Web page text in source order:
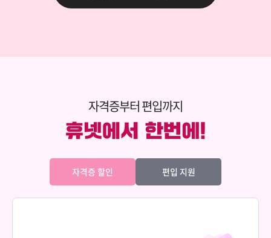
다다익선 150,000원
다다익선
소비자심리학 69,000원
150,000원
자격증부터 편입까지
자격증 할인 편입 지원